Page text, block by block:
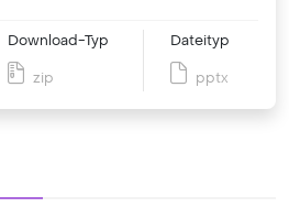
Download-Typ
zip
Dateityp
pptx